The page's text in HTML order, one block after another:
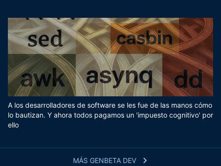
MÁS GENBETA DEV
A los desarrolladores de software se les fue de las manos cómo
lo bautizan. Y ahora todos pagamos un 'impuesto cognitivo' por
ello